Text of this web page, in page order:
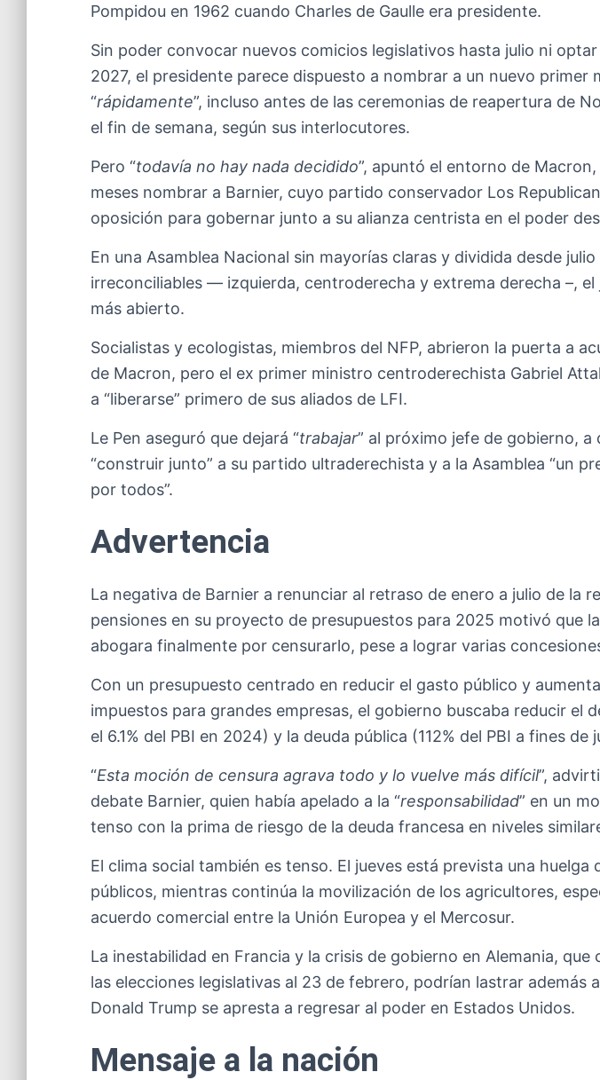
Pompidou en 1962 cuando Charles de Gaulle era presidente.
Sin poder convocar nuevos comicios legislativos hasta julio ni
2027, el presidente parece dispuesto a nombrar a un nuevo primer
“rápidamente”, incluso antes de las ceremonias de reapertura de
el fin de semana, según sus interlocutores.
Pero “todavía no hay nada decidido”, apuntó el entorno de
meses nombrar a Barnier, cuyo partido conservador Los
oposición para gobernar junto a su alianza centrista en el poder
En una Asamblea Nacional sin mayorías claras y dividida desde
irreconciliables — izquierda, centroderecha y extrema derecha –, el
más abierto.
Socialistas y ecologistas, miembros del NFP, abrieron la puerta a
de Macron, pero el ex primer ministro centroderechista Gabriel
a “liberarse” primero de sus aliados de LFI.
Le Pen aseguró que dejará “trabajar” al próximo jefe de gobierno, a
“construir junto” a su partido ultraderechista y a la Asamblea “un
por todos”.
Advertencia
La negativa de Barnier a renunciar al retraso de enero a julio de la
pensiones en su proyecto de presupuestos para 2025 motivó que
abogara finalmente por censurarlo, pese a lograr varias
Con un presupuesto centrado en reducir el gasto público y
impuestos para grandes empresas, el gobierno buscaba reducir el
el 6.1% del PBI en 2024) y la deuda pública (112% del PBI a fines de
“Esta moción de censura agrava todo y lo vuelve más difícil”,
debate Barnier, quien había apelado a la “responsabilidad” en un
tenso con la prima de riesgo de la deuda francesa en niveles
El clima social también es tenso. El jueves está prevista una huelga
públicos, mientras continúa la movilización de los agricultores,
acuerdo comercial entre la Unión Europea y el Mercosur.
La inestabilidad en Francia y la crisis de gobierno en Alemania, que
las elecciones legislativas al 23 de febrero, podrían lastrar además
Donald Trump se apresta a regresar al poder en Estados Unidos.
Mensaje a la nación